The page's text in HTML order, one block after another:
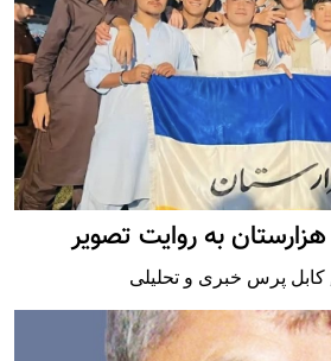
به روایت تصویر
کابل پرس خبری و تحلیلی